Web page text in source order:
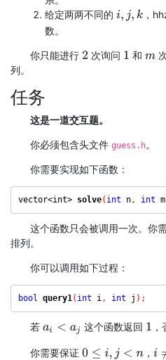
给定两两不同的 i,j k ，
数。
你只能进行 2 次询问 1 和 m
列。
任务
这是一道交互题。
你必须包含头文件 guess.h。
你需要实现如下函数：
vector<int> solve( int n, int m
这个函数只会被调用一次。你
排列。
你可以调用如下过程：
bool query1( int i, int j );
若 ai< aj 这个函数返回 1
你需要保证 0 ≤i,j <n ，i≠j